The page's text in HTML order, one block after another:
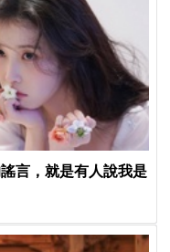
言，就是有人說我是